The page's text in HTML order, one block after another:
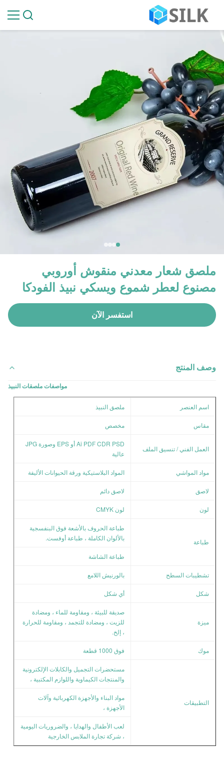
ملصق شعار معدني منقوش أوروبي
مصنوع لعطر شموع ويسكي نبيذ الفودكا
استفسر الآن
وصف المنتج
مواصفات ملصقات النبيذ
اسم العنصر ملصق النبيذ
مقاس مخصص
العمل الفني / تنسيق الملف
Ai PDF CDR PSD أو EPS وصورة JPG
عالية
مواد المواشي المواد البلاستيكية ورقة الحيوانات الأليفة
لاصق لاصق دائم
لون لون CMYK
طباعة
طباعة الحروف بالأشعة فوق البنفسجية
بالألوان الكاملة ، طباعة أوفست.
طباعة الشاشة
تشطيبات السطح بالورنيش اللامع
شكل أي شكل
ميزة
صديقة للبيئة ، ومقاومة للماء ، ومضادة
للزيت ، ومضادة للتجمد ، ومقاومة للحرارة
، إلخ.
موك فوق 1000 قطعة
التطبيقات
مستحضرات التجميل والكابلات الإلكترونية
والمنتجات الكيماوية واللوازم المكتبية ،
مواد البناء والأجهزة الكهربائية وآلات
الأجهزة ،
لعب الأطفال والهدايا ، والضروريات اليومية
، شركة تجارة الملابس الخارجية